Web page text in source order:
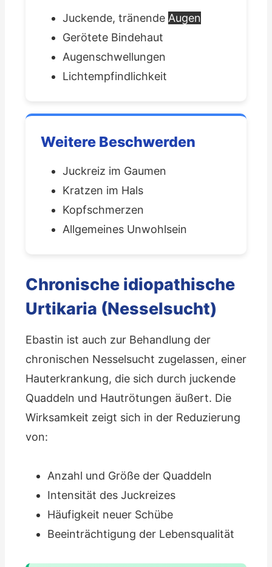
Juckende, tränende Augen
Gerötete Bindehaut
Augenschwellungen
Lichtempfindlichkeit
Weitere Beschwerden
Juckreiz im Gaumen
Kratzen im Hals
Kopfschmerzen
Allgemeines Unwohlsein
Chronische idiopathische
Urtikaria (Nesselsucht)
Ebastin ist auch zur Behandlung der
chronischen Nesselsucht zugelassen, einer
Hauterkrankung, die sich durch juckende
Quaddeln und Hautrötungen äußert. Die
Wirksamkeit zeigt sich in der Reduzierung
von:
Anzahl und Größe der Quaddeln
Intensität des Juckreizes
Häufigkeit neuer Schübe
Beeinträchtigung der Lebensqualität